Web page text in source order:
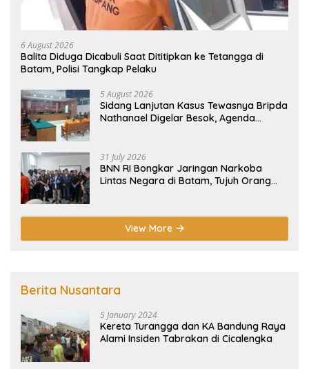
6 August 2026
Balita Diduga Dicabuli Saat Dititipkan ke Tetangga di
Batam, Polisi Tangkap Pelaku
5 August 2026
Sidang Lanjutan Kasus Tewasnya Bripda
Nathanael Digelar Besok, Agenda
31 July 2026
BNN RI Bongkar Jaringan Narkoba
Lintas Negara di Batam, Tujuh Orang
View More
Berita Nusantara
5 January 2024
Kereta Turangga dan KA Bandung Raya
Alami Insiden Tabrakan di Cicalengka